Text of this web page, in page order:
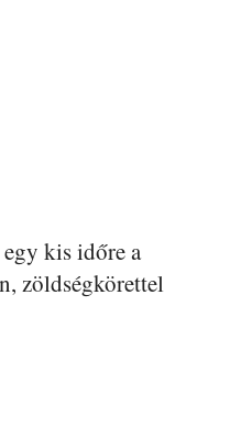
kis időre a
zöldségkörettel